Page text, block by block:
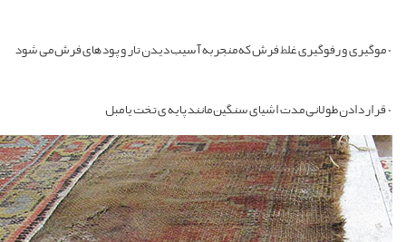
موگیری و رفوگیری غلط فرش که منجر به آسیب دیدن تار و پودهای فرش می شود
قرار دادن طولانی مدت اشیای سنگین مانند پایه ی تخت یا مبل